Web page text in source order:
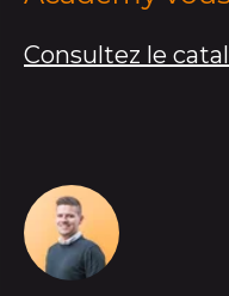
Consultez le